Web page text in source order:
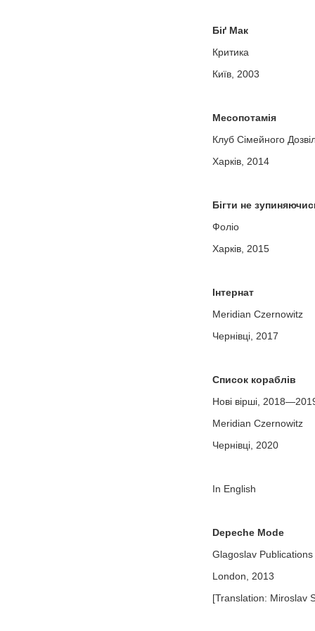
Біґ Мак
Критика
Київ, 2003
Месопотамія
Клуб Сімейного
Харків, 2014
Бігти не
Фоліо
Харків, 2015
Інтернат
Meridian Czernowitz
Чернівці, 2017
Список кораблів
Нові вірші,
Meridian Czernowitz
Чернівці, 2020
In English
Depeche Mode
Glagoslav Publications
London, 2013
[Translation: Miroslav